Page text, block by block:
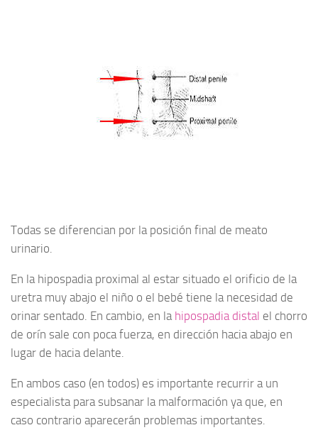
Todas se diferencian por la posición final de meato
urinario.
En la hipospadia proximal al estar situado el orificio de la
uretra muy abajo el niño o el bebé tiene la necesidad de
orinar sentado. En cambio, en la hipospadia distal el chorro
de orín sale con poca fuerza, en dirección hacia abajo en
lugar de hacia delante.
En ambos caso (en todos) es importante recurrir a un
especialista para subsanar la malformación ya que, en
caso contrario aparecerán problemas importantes.